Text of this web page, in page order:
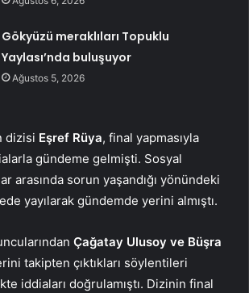
Gökyüzü meraklıları Topuklu
Yaylası’nda buluşuyor
Ağustos 5, 2026
dizisi Eşref Rüya, final yapmasıyla
gündeme gelmişti. Sosyal
arasında sorun yaşandığı yönündeki
yayılarak gündemde yerini almıştı.
Çağatay Ulusoy ve Büşra
takipten çıktıkları söylentileri
iddiaları doğrulamıştı. Dizinin final